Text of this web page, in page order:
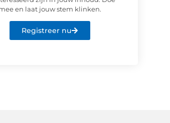
en laat jouw stem klinken.
Registreer nu